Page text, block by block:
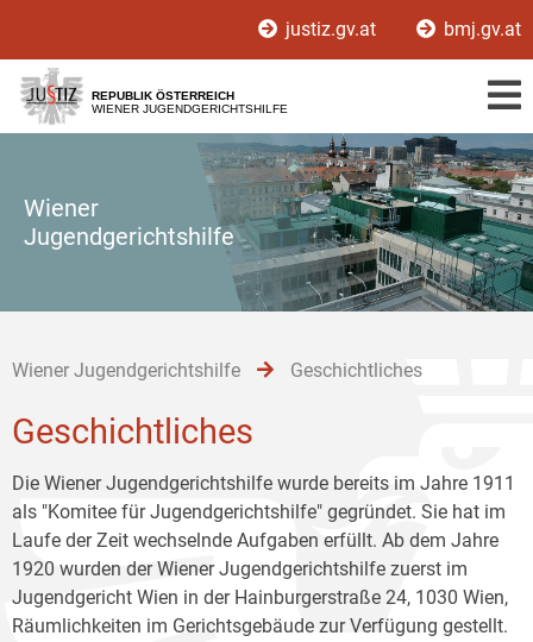
[1]
[2]
[3]
justiz.gv.at bmj.gv.at
REPUBLIK ÖSTERREICH
WIENER JUGENDGERICHTSHILFE
Wiener
Jugendgerichtshilfe
Wiener Jugendgerichtshilfe Geschichtliches
Geschichtliches
Die Wiener Jugendgerichtshilfe wurde bereits im Jahre 1911
als "Komitee für Jugendgerichtshilfe" gegründet. Sie hat im
Laufe der Zeit wechselnde Aufgaben erfüllt. Ab dem Jahre
1920 wurden der Wiener Jugendgerichtshilfe zuerst im
Jugendgericht Wien in der Hainburgerstraße 24, 1030 Wien,
Räumlichkeiten im Gerichtsgebäude zur Verfügung gestellt.